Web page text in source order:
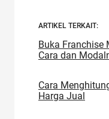
ARTIKEL TERKAIT:
Buka Franchise
Cara dan
Cara
Harga Jual